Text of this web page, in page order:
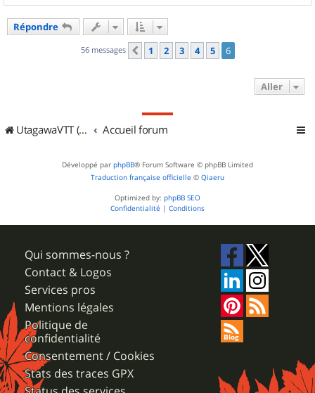
a
Répondre
56 messages Précédent
1 2 3 4 5 6
Aller
UtagawaVTT (Randos VTT et VTTAE avec traces GPS) Accueil forum
Développé par phpBB® Forum Software © phpBB Limited
Traduction française officielle © Qiaeru
Optimized by: phpBB SEO
Confidentialité | Conditions
Qui sommes-nous ?
Contact & Logos
Services pros
Mentions légales
Politique de
confidentialité
Consentement / Cookies
Stats des traces GPX